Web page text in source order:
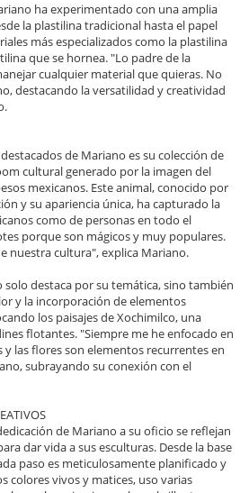
ha experimentado con una amplia
la plastilina tradicional hasta el papel
más especializados como la plastilina
que se hornea. "Lo padre de la
cualquier material que quieras. No
destacando la versatilidad y creatividad
de Mariano es su colección de
cultural generado por la imagen del
mexicanos. Este animal, conocido por
y su apariencia única, ha capturado la
como de personas en todo el
porque son mágicos y muy populares.
nuestra cultura", explica Mariano.
solo destaca por su temática, sino también
y la incorporación de elementos
los paisajes de Xochimilco, una
flotantes. "Siempre me he enfocado en
y las flores son elementos recurrentes en
subrayando su conexión con el
de Mariano a su oficio se reflejan
dar vida a sus esculturas. Desde la base
paso es meticulosamente planificado y
colores vivos y matices, uso varias